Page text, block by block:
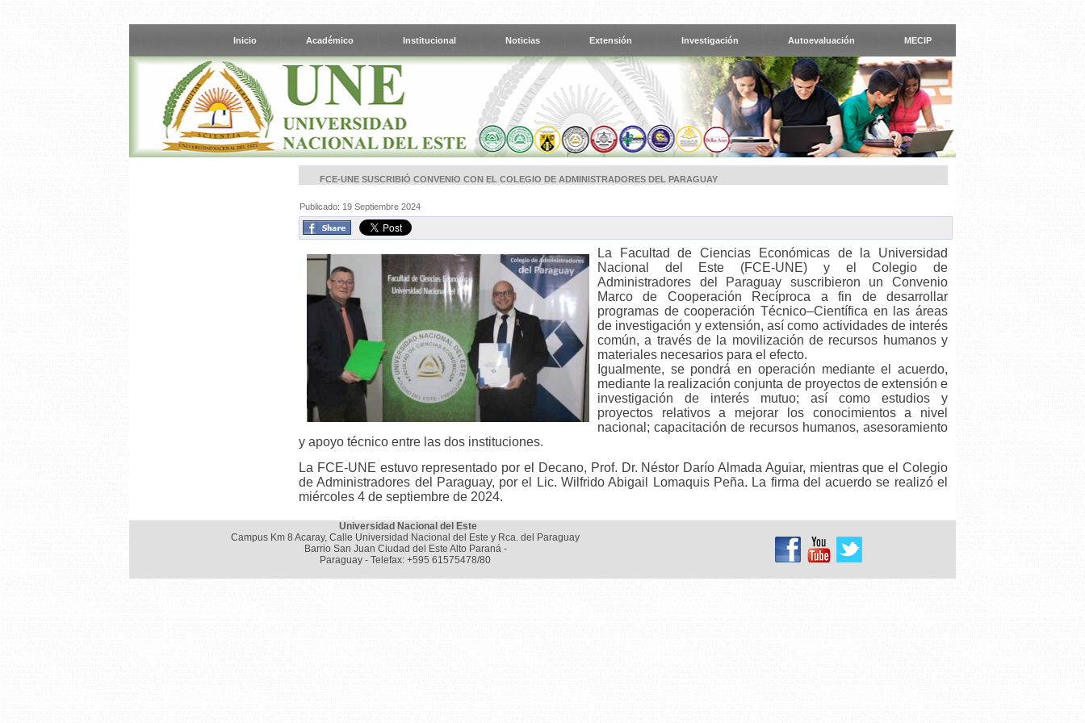
Inicio Académico Institucional Noticias Extensión Investigación Autoevaluación MECIP
FCE-UNE SUSCRIBIÓ CONVENIO CON EL COLEGIO DE ADMINISTRADORES DEL PARAGUAY
Publicado: 19 Septiembre 2024
La Facultad de Ciencias Económicas de la Universidad
Nacional del Este (FCE-UNE) y el Colegio de
Administradores del Paraguay suscribieron un Convenio
Marco de Cooperación Recíproca a fin de desarrollar
programas de cooperación Técnico–Científica en las áreas
de investigación y extensión, así como actividades de interés
común, a través de la movilización de recursos humanos y
materiales necesarios para el efecto.
Igualmente, se pondrá en operación mediante el acuerdo,
mediante la realización conjunta de proyectos de extensión e
investigación de interés mutuo; así como estudios y
proyectos relativos a mejorar los conocimientos a nivel
nacional; capacitación de recursos humanos, asesoramiento
y apoyo técnico entre las dos instituciones.
La FCE-UNE estuvo representado por el Decano, Prof. Dr. Néstor Darío Almada Aguiar, mientras que el Colegio
de Administradores del Paraguay, por el Lic. Wilfrido Abigail Lomaquis Peña. La firma del acuerdo se realizó el
miércoles 4 de septiembre de 2024.
Universidad Nacional del Este
Campus Km 8 Acaray, Calle Universidad Nacional del Este y Rca. del Paraguay
Barrio San Juan Ciudad del Este Alto Paraná -
Paraguay - Telefax: +595 61575478/80